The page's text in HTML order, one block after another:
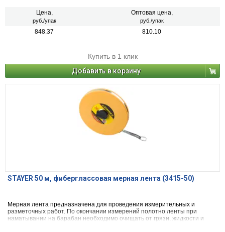
Цена,
руб./упак
Оптовая цена,
руб./упак
848.37 810.10
Купить в 1 клик
Добавить в корзину
STAYER 50 м, фиберглассовая мерная лента (3415-50)
Мерная лента предназначена для проведения измерительных и
разметочных работ. По окончании измерений полотно ленты при
наматывании на барабан необходимо очищать от грязи, жидкости и